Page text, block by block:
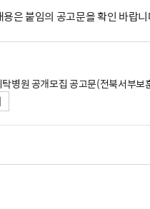
용은 붙임의 공고문을 확인 바랍
병원 공개모집 공고문(전북서부